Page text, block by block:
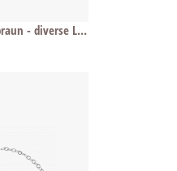
Armband Powerful braun - diverse Längen